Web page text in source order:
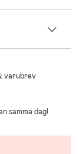
varubrev
samma dag!